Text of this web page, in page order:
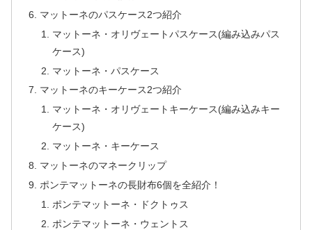
マットーネのパスケース2つ紹介
マットーネ・オリヴェートパスケース(編み込みパス
ケース)
マットーネ・パスケース
マットーネのキーケース2つ紹介
マットーネ・オリヴェートキーケース(編み込みキー
ケース)
マットーネ・キーケース
マットーネのマネークリップ
ポンテマットーネの長財布6個を全紹介！
ポンテマットーネ・ドクトゥス
ポンテマットーネ・ウェントス